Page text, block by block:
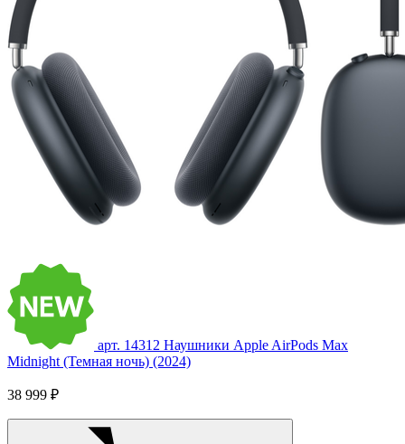
арт. 14312 Наушники Apple AirPods Max
Midnight (Темная ночь) (2024)
38 999 ₽